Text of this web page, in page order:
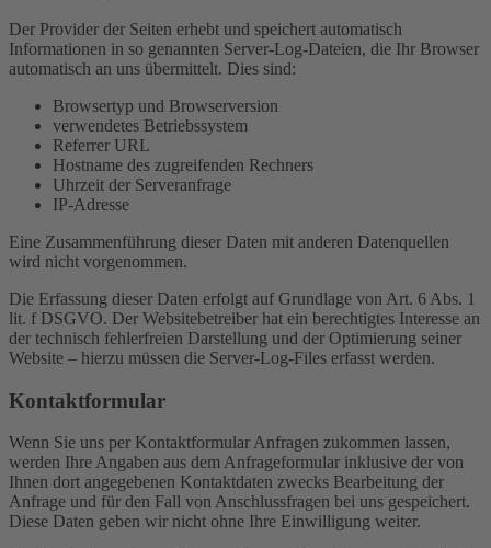
Der Provider der Seiten erhebt und speichert automatisch
Informationen in so genannten Server-Log-Dateien, die Ihr Browser
automatisch an uns übermittelt. Dies sind:
Browsertyp und Browserversion
verwendetes Betriebssystem
Referrer URL
Hostname des zugreifenden Rechners
Uhrzeit der Serveranfrage
IP-Adresse
Eine Zusammenführung dieser Daten mit anderen Datenquellen
wird nicht vorgenommen.
Die Erfassung dieser Daten erfolgt auf Grundlage von Art. 6 Abs. 1
lit. f DSGVO. Der Websitebetreiber hat ein berechtigtes Interesse an
der technisch fehlerfreien Darstellung und der Optimierung seiner
Website – hierzu müssen die Server-Log-Files erfasst werden.
Kontaktformular
Wenn Sie uns per Kontaktformular Anfragen zukommen lassen,
werden Ihre Angaben aus dem Anfrageformular inklusive der von
Ihnen dort angegebenen Kontaktdaten zwecks Bearbeitung der
Anfrage und für den Fall von Anschlussfragen bei uns gespeichert.
Diese Daten geben wir nicht ohne Ihre Einwilligung weiter.